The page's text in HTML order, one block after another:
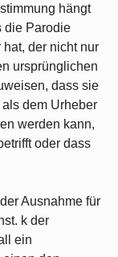
hängt
die Parodie
der nicht nur
ursprünglichen
dass sie
dem Urheber
werden kann,
oder dass
Ausnahme für
k der
ein